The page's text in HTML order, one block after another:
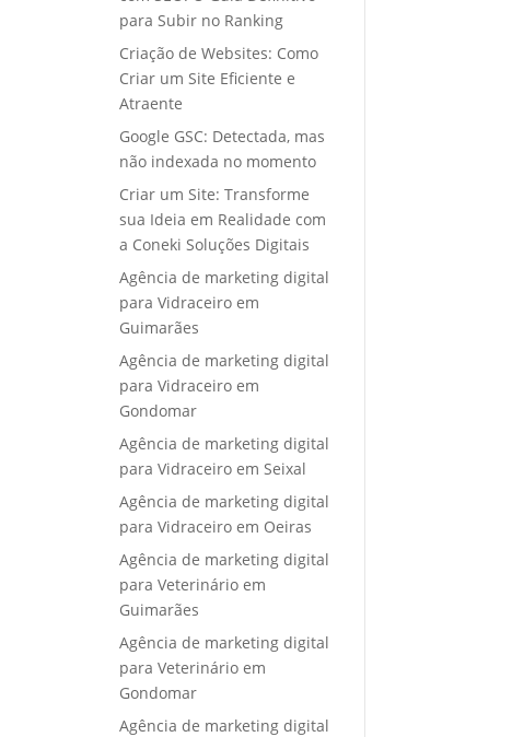
para Subir no Ranking
Criação de Websites: Como
Criar um Site Eficiente e
Atraente
Google GSC: Detectada, mas
não indexada no momento
Criar um Site: Transforme
sua Ideia em Realidade com
a Coneki Soluções Digitais
Agência de marketing digital
para Vidraceiro em
Guimarães
Agência de marketing digital
para Vidraceiro em
Gondomar
Agência de marketing digital
para Vidraceiro em Seixal
Agência de marketing digital
para Vidraceiro em Oeiras
Agência de marketing digital
para Veterinário em
Guimarães
Agência de marketing digital
para Veterinário em
Gondomar
Agência de marketing digital